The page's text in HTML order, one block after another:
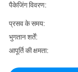
पैकेजिंग विवरण:
प्रसव के समय:
भुगतान शर्तें:
आपूर्ति की क्षमता: